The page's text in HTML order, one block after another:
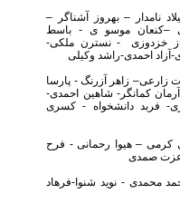
1: میلاد نامدار – بهروز آشناگر –
–کنعان موسو ی - باسط
خزدوزی - نسترن ملکی-
آزاد احمدی-راشد وکیلی
2: مرآت زارعی– زاهر آزرنگ - پارسا
کمانگر- شاهین احمدی-
فربد دانشخواه - کسری
کرمی‏ – ‏هیوا رحمانی - فرح
عزت صمدی
محمدی - نوید شنوا-فرهاد